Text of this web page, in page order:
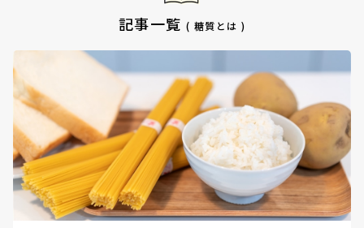
記事一覧 ( 糖質とは )